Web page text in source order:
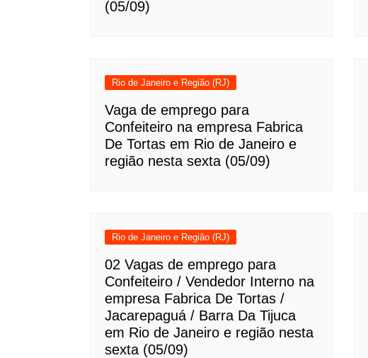
(05/09)
Rio de Janeiro e Região (RJ)
Vaga de emprego para
Confeiteiro na empresa Fabrica
De Tortas em Rio de Janeiro e
região nesta sexta (05/09)
Rio de Janeiro e Região (RJ)
02 Vagas de emprego para
Confeiteiro / Vendedor Interno na
empresa Fabrica De Tortas /
Jacarepaguá / Barra Da Tijuca
em Rio de Janeiro e região nesta
sexta (05/09)